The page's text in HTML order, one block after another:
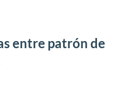
entre patrón de